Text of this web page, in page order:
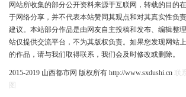
网站所收集的部分公开资料来源于互联网，转载的目的
于网络分享，并不代表本站赞同其观点和对其真实性负
建议。本站部分作品是由网友自主投稿和发布、编辑整
站仅提供交流平台，不为其版权负责。如果您发现网站
的作品，请与我们取得联系，我们会及时修改或删除。
2015-2019 山西都市网 版权所有 http://www.sxdushi.cn 联
图